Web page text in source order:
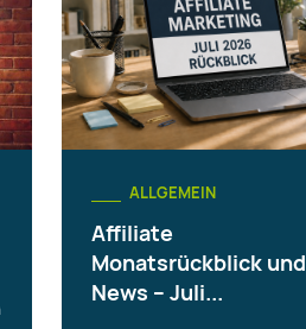
ALLGEMEIN
Affiliate
Monatsrückblick und
News – Juli...